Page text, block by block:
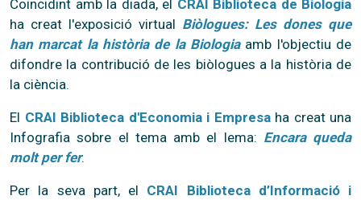
Coincidint amb la diada, el CRAI Biblioteca de Biologia
ha creat l'exposició virtual Biòlogues: Les dones que
han marcat la història de la Biologiaamb l'objectiu de
difondre la contribució de les biòlogues a la història de
la ciència.
El CRAI Biblioteca d'Economia i Empresaha creat una
Infografia sobre el tema amb el lema: Encara queda
molt per fer.
Per la seva part, el CRAI Biblioteca d’Informació i